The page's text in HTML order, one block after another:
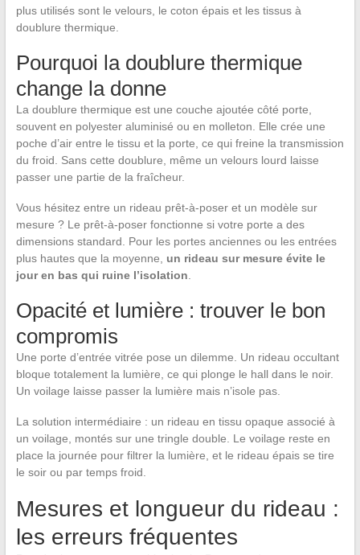
plus utilisés sont le velours, le coton épais et les tissus à
doublure thermique.
Pourquoi la doublure thermique
change la donne
La doublure thermique est une couche ajoutée côté porte,
souvent en polyester aluminisé ou en molleton. Elle crée une
poche d’air entre le tissu et la porte, ce qui freine la transmission
du froid. Sans cette doublure, même un velours lourd laisse
passer une partie de la fraîcheur.
Vous hésitez entre un rideau prêt-à-poser et un modèle sur
mesure ? Le prêt-à-poser fonctionne si votre porte a des
dimensions standard. Pour les portes anciennes ou les entrées
plus hautes que la moyenne, un rideau sur mesure évite le
jour en bas qui ruine l’isolation.
Opacité et lumière : trouver le bon
compromis
Une porte d’entrée vitrée pose un dilemme. Un rideau occultant
bloque totalement la lumière, ce qui plonge le hall dans le noir.
Un voilage laisse passer la lumière mais n’isole pas.
La solution intermédiaire : un rideau en tissu opaque associé à
un voilage, montés sur une tringle double. Le voilage reste en
place la journée pour filtrer la lumière, et le rideau épais se tire
le soir ou par temps froid.
Mesures et longueur du rideau :
les erreurs fréquentes